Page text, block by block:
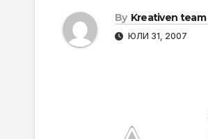
By Kreativen team
ЮЛИ 31, 2007